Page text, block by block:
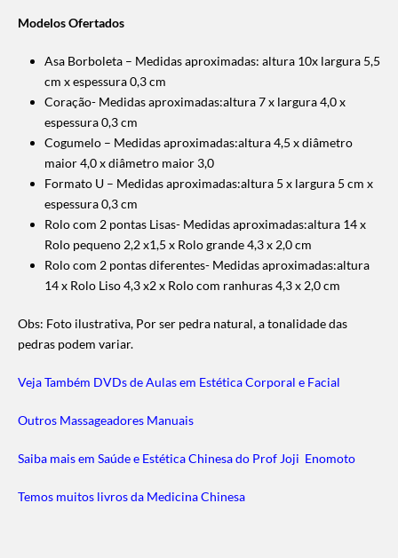
Modelos Ofertados
Asa Borboleta – Medidas aproximadas: altura 10x largura 5,5
cm x espessura 0,3 cm
Coração- Medidas aproximadas:altura 7 x largura 4,0 x
espessura 0,3 cm
Cogumelo – Medidas aproximadas:altura 4,5 x diâmetro
maior 4,0 x diâmetro maior 3,0
Formato U – Medidas aproximadas:altura 5 x largura 5 cm x
espessura 0,3 cm
Rolo com 2 pontas Lisas- Medidas aproximadas:altura 14 x
Rolo pequeno 2,2 x1,5 x Rolo grande 4,3 x 2,0 cm
Rolo com 2 pontas diferentes- Medidas aproximadas:altura
14 x Rolo Liso 4,3 x2 x Rolo com ranhuras 4,3 x 2,0 cm
Obs: Foto ilustrativa, Por ser pedra natural, a tonalidade das
pedras podem variar.
Veja Também DVDs de Aulas em Estética Corporal e Facial
Outros Massageadores Manuais
Saiba mais em Saúde e Estética Chinesa do Prof Joji Enomoto
Temos muitos livros da Medicina Chinesa